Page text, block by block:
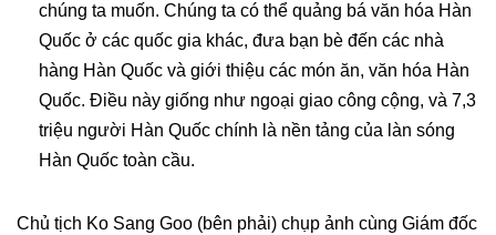
chúng ta muốn. Chúng ta có thể quảng bá văn hóa Hàn
Quốc ở các quốc gia khác, đưa bạn bè đến các nhà
hàng Hàn Quốc và giới thiệu các món ăn, văn hóa Hàn
Quốc. Điều này giống như ngoại giao công cộng, và 7,3
triệu người Hàn Quốc chính là nền tảng của làn sóng
Hàn Quốc toàn cầu.
Chủ tịch Ko Sang Goo (bên phải) chụp ảnh cùng Giám đốc